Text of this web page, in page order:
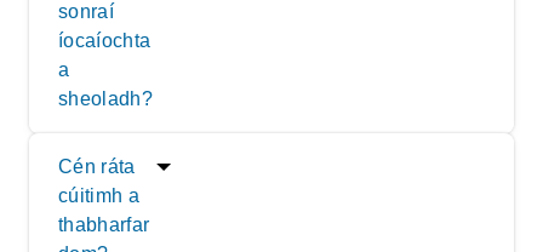
sonraí
íocaíochta
a
sheoladh?
Cén ráta
cúitimh a
thabharfar